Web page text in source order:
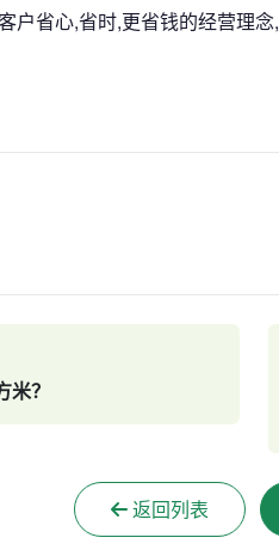
户省心,省时,更省钱的经营理
？
返回列表